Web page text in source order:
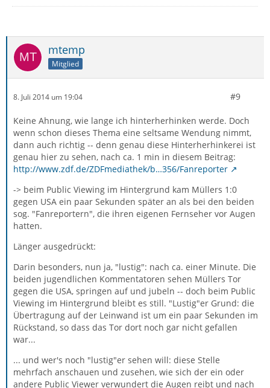
mtemp
Mitglied
8. Juli 2014 um 19:04 #9
Keine Ahnung, wie lange ich hinterherhinken werde. Doch
wenn schon dieses Thema eine seltsame Wendung nimmt,
dann auch richtig -- denn genau diese Hinterherhinkerei ist
genau hier zu sehen, nach ca. 1 min in diesem Beitrag:
http://www.zdf.de/ZDFmediathek/b…356/Fanreporter
-> beim Public Viewing im Hintergrund kam Müllers 1:0
gegen USA ein paar Sekunden später an als bei den beiden
sog. "Fanreportern", die ihren eigenen Fernseher vor Augen
hatten.
Länger ausgedrückt:
Darin besonders, nun ja, "lustig": nach ca. einer Minute. Die
beiden jugendlichen Kommentatoren sehen Müllers Tor
gegen die USA, springen auf und jubeln -- doch beim Public
Viewing im Hintergrund bleibt es still. "Lustig"er Grund: die
Übertragung auf der Leinwand ist um ein paar Sekunden im
Rückstand, so dass das Tor dort noch gar nicht gefallen
war...
... und wer's noch "lustig"er sehen will: diese Stelle
mehrfach anschauen und zusehen, wie sich der ein oder
andere Public Viewer verwundert die Augen reibt und nach